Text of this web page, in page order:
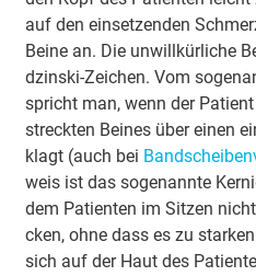
auf den ein­set­zen­den
Bei­ne an. Die un­will­kür­li­che
dzins­ki-Zei­chen. Vom
spricht man, wenn der
streck­ten Bei­nes über ei­nen
klagt (auch bei
weis ist das so­ge­nan­nte
dem Pa­tien­ten im Sit­zen
cken, oh­ne dass es zu
sich auf der Haut des